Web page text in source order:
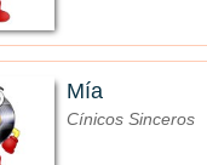
Mía
Cínicos Sinceros